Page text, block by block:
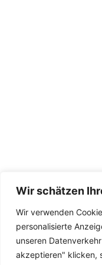
Wir schätzen
Wir verwenden
personalisierte
unseren
akzeptieren" klicken,